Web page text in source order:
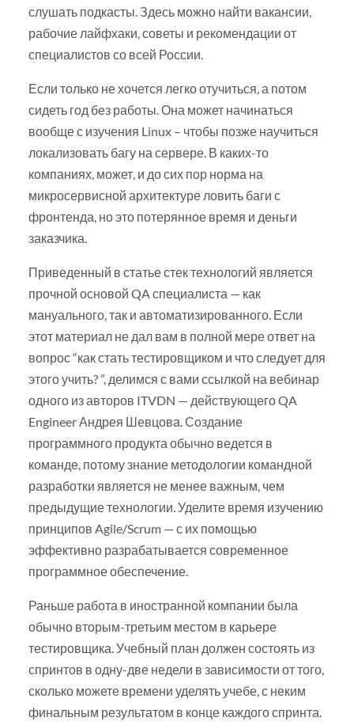
слушать подкасты. Здесь можно найти вакансии,
рабочие лайфхаки, советы и рекомендации от
специалистов со всей России.
Если только не хочется легко отучиться, а потом
сидеть год без работы. Она может начинаться
вообще с изучения Linux – чтобы позже научиться
локализовать багу на сервере. В каких-то
компаниях, может, и до сих пор норма на
микросервисной архитектуре ловить баги с
фронтенда, но это потерянное время и деньги
заказчика.
Приведенный в статье стек технологий является
прочной основой QA специалиста — как
мануального, так и автоматизированного. Если
этот материал не дал вам в полной мере ответ на
вопрос “как стать тестировщиком и что следует для
этого учить? ”, делимся с вами ссылкой на вебинар
одного из авторов ITVDN — действующего QA
Engineer Андрея Шевцова. Создание
программного продукта обычно ведется в
команде, потому знание методологии командной
разработки является не менее важным, чем
предыдущие технологии. Уделите время изучению
принципов Agile/Scrum — с их помощью
эффективно разрабатывается современное
программное обеспечение.
Раньше работа в иностранной компании была
обычно вторым-третьим местом в карьере
тестировщика. Учебный план должен состоять из
спринтов в одну-две недели в зависимости от того,
сколько можете времени уделять учебе, с неким
финальным результатом в конце каждого спринта.